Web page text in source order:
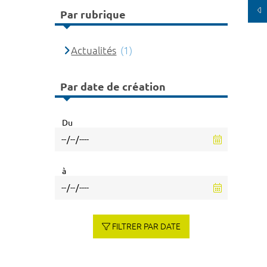
Par rubrique
Actualités (1)
Par date de création
Du
à
FILTRER PAR DATE